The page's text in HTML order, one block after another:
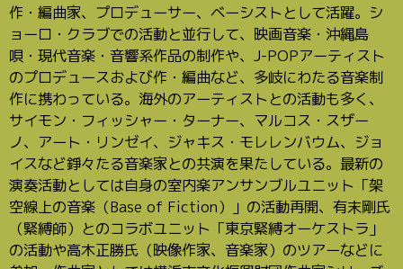
作・編曲家、プロデューサー、ベーシストとして活躍。シ
ョーロ・クラブでの活動と並行して、映画音楽・沖縄島
唄・現代音楽・音響系作品の制作や、J-POPアーティスト
のプロデュースおよび作・編曲など、多岐にわたる音楽制
作に携わっている。海外のアーティストとの活動も多く、
サイモン・フィッシャー・ターナー、マルコス・スザー
ノ、アート・リンゼイ、ジャキス・モレレンバウム、ジョ
イスなど錚々たる音楽家との共演を果たしている。最新の
演奏活動としては自身の室内楽アンサンブルユニット「架
空線上の音楽（Base of Fiction）」の活動再開、有末剛氏
（緊縛師）とのコラボユニット「東京緊縛オーケストラ」
の活動や高木正勝氏（映像作家、音楽家）のツアーなどに